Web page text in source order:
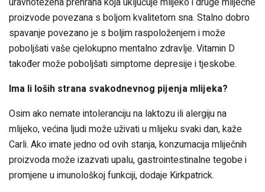
proizvode povezana s boljom kvalitetom sna. Stalno dobro
spavanje povezano je s boljim raspoloženjem i može
poboljšati vaše cjelokupno mentalno zdravlje. Vitamin D
također može poboljšati simptome depresije i tjeskobe.
Ima li loših strana svakodnevnog pijenja mlijeka?
Osim ako nemate intoleranciju na laktozu ili alergiju na
mlijeko, većina ljudi može uživati ​​u mlijeku svaki dan, kaže
Carli. Ako imate jedno od ovih stanja, konzumacija mliječnih
proizvoda može izazvati upalu, gastrointestinalne tegobe i
promjene u imunološkoj funkciji, dodaje Kirkpatrick.